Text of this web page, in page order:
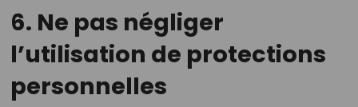
6. Ne pas négliger
l’utilisation de protections
personnelles